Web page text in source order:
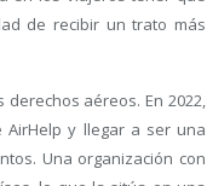
de recibir un trato más
aéreos. En 2022,
y llegar a ser una
Una organización con